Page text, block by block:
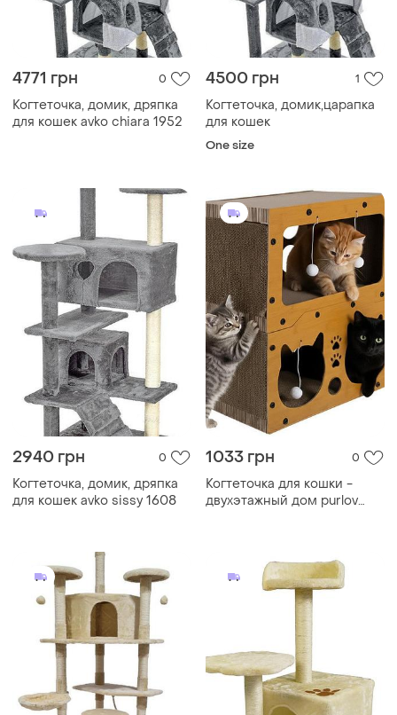
4771 грн 0
Когтеточка, домик, дряпка
для кошек avko chiara 1952
4500 грн 1
Когтеточка, домик,царапка
для кошек
One size
2940 грн 0
Когтеточка, домик, дряпка
для кошек avko sissy 1608
1033 грн 0
Когтеточка для кошки -
двухэтажный дом purlov